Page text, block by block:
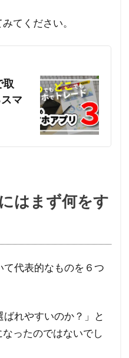
てください。
取
マ
はまず何をす
て代表的なものを６つ
ばれやすいのか？」と
ったのではないでし